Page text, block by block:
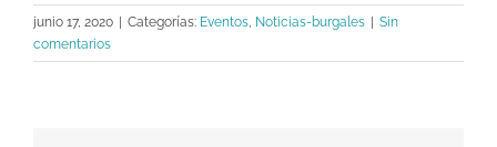
junio 17, 2020 Categorías: Eventos, Noticias-burgales
Sin
comentarios